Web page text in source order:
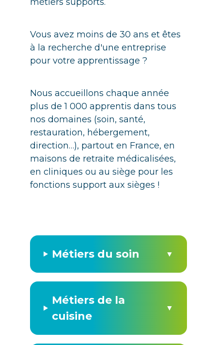
Vous avez moins de 30 ans et êtes
à la recherche d'une entreprise
pour votre apprentissage ?
Nous accueillons chaque année
plus de 1 000 apprentis dans tous
nos domaines (soin, santé,
restauration, hébergement,
direction…), partout en France, en
maisons de retraite médicalisées,
en cliniques ou au siège pour les
fonctions support aux sièges !
Métiers du soin ▼
Métiers de la
cuisine
▼